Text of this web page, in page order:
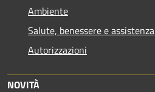
Ambiente
Salute, benessere e assistenza
Autorizzazioni
NOVITÀ